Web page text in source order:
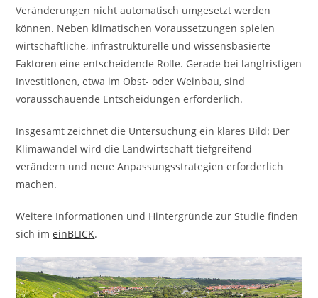
Veränderungen nicht automatisch umgesetzt werden
können. Neben klimatischen Voraussetzungen spielen
wirtschaftliche, infrastrukturelle und wissensbasierte
Faktoren eine entscheidende Rolle. Gerade bei langfristigen
Investitionen, etwa im Obst- oder Weinbau, sind
vorausschauende Entscheidungen erforderlich.
Insgesamt zeichnet die Untersuchung ein klares Bild: Der
Klimawandel wird die Landwirtschaft tiefgreifend
verändern und neue Anpassungsstrategien erforderlich
machen.
Weitere Informationen und Hintergründe zur Studie finden
sich imeinBLICK.